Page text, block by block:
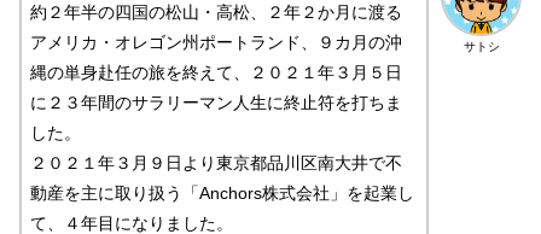
サトシ
約２年半の四国の松山・高松、２年２か月に渡る
アメリカ・オレゴン州ポートランド、９カ月の沖
縄の単身赴任の旅を終えて、２０２１年３月５日
に２３年間のサラリーマン人生に終止符を打ちま
した。
２０２１年３月９日より東京都品川区南大井で不
動産を主に取り扱う「Anchors株式会社」を起業し
て、４年目になりました。